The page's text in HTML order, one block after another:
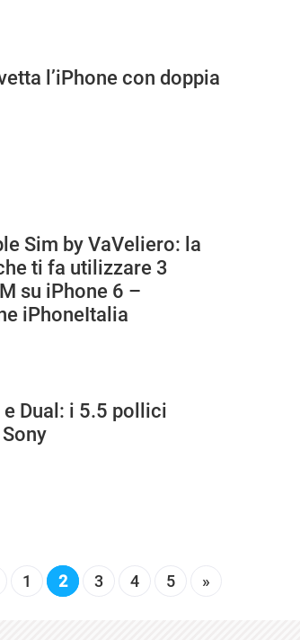
l’iPhone con doppia
Sim by VaVeliero: la
ti fa utilizzare 3
su iPhone 6 –
iPhoneItalia
e Dual: i 5.5 pollici
1 2 3 4 5 »